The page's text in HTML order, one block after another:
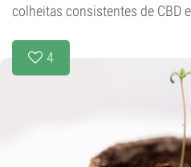
colheitas consistentes de CBD
4